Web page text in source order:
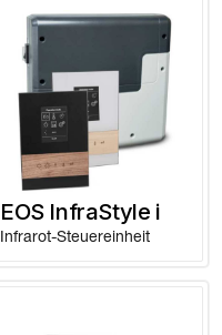
EOS InfraStyle i
Infrarot-Steuereinheit